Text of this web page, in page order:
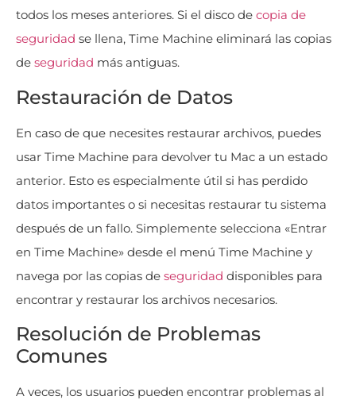
todos los meses anteriores. Si el disco de copia de
seguridad se llena, Time Machine eliminará las copias
de seguridad más antiguas​​.
Restauración de Datos
En caso de que necesites restaurar archivos, puedes
usar Time Machine para devolver tu Mac a un estado
anterior. Esto es especialmente útil si has perdido
datos importantes o si necesitas restaurar tu sistema
después de un fallo. Simplemente selecciona «Entrar
en Time Machine» desde el menú Time Machine y
navega por las copias de seguridad disponibles para
encontrar y restaurar los archivos necesarios​​.
Resolución de Problemas
Comunes
A veces, los usuarios pueden encontrar problemas al